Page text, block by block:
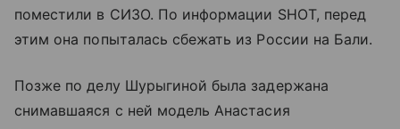
поместили в СИЗО. По информации SHOT, перед
этим она попыталась сбежать из России на Бали.
Позже по делу Шурыгиной была задержана
снимавшаяся с ней модель Анастасия